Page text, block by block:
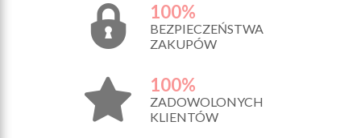
100%
BEZPIECZEŃSTWA
ZAKUPÓW
100%
ZADOWOLONYCH
KLIENTÓW